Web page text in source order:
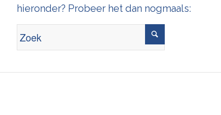
hieronder? Probeer het dan nogmaals: